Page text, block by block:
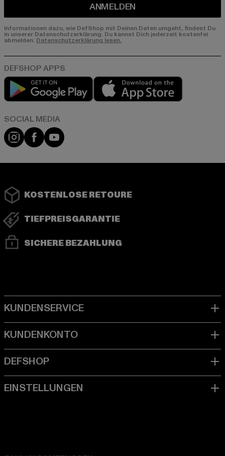
ANMELDEN
Informationen dazu, wie DefShop mit Deinen Daten umgeht, findest Du
in unserer Datenschutzerklärung. Du kannst Dich jederzeit kostenfei
abmelden. Datenschutzerklärung lesen.
Play market
Instagram
FacebookYouTube
KOSTENLOSE RETOURE
TIEFPREISGARANTIE
SICHERE BEZAHLUNG